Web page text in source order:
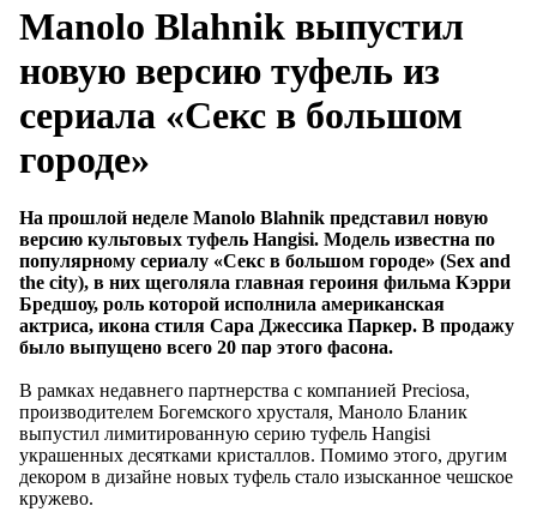
Manolo Blahnik выпустил
новую версию туфель из
сериала «Секс в большом
городе»
На прошлой неделе Manolo Blahnik представил новую
версию культовых туфель Hangisi. Модель известна по
популярному сериалу «Секс в большом городе» (Sex and
the city), в них щеголяла главная героиня фильма Кэрри
Бредшоу, роль которой исполнила американская
актриса, икона стиля Сара Джессика Паркер. В продажу
было выпущено всего 20 пар этого фасона.
В рамках недавнего партнерства с компанией Preciosa,
производителем Богемского хрусталя, Маноло Бланик
выпустил лимитированную серию туфель Hangisi
украшенных десятками кристаллов. Помимо этого, другим
декором в дизайне новых туфель стало изысканное чешское
кружево.